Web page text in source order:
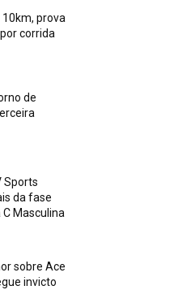
prova
corrida
de
Sports
da fase
Masculina
sobre Ace
invicto